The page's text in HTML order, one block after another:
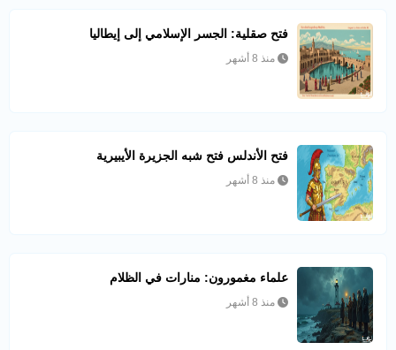
فتح صقلية: الجسر الإسلامي إلى إيطاليا
منذ 8 أشهر
فتح الأندلس فتح شبه الجزيرة الأيبيرية
منذ 8 أشهر
علماء مغمورون: منارات في الظلام
منذ 8 أشهر